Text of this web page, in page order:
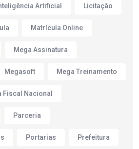
Artificial Licitação
Matrícula Online
Mega Assinatura
Megasoft Mega Treinamento
Fiscal Nacional
Parceria
Portarias Prefeitura